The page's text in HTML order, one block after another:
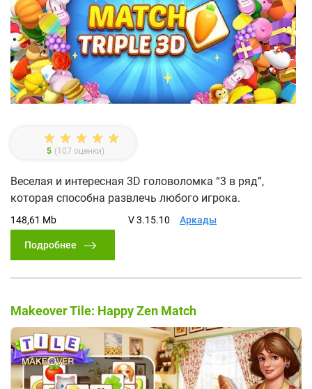
5 (107 оценки)
Веселая и интересная 3D головоломка “3 в ряд”,
которая способна развлечь любого игрока.
148,61 Mb V 3.15.10 Аркады
Подробнее
Makeover Tile: Happy Zen Match